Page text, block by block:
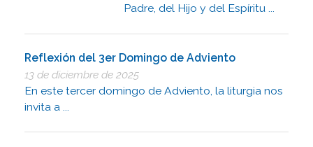
Padre, del Hijo y del Espíritu ...
Reflexión del 3er Domingo de Adviento
13 de diciembre de 2025
En este tercer domingo de Adviento, la liturgia nos
invita a ...